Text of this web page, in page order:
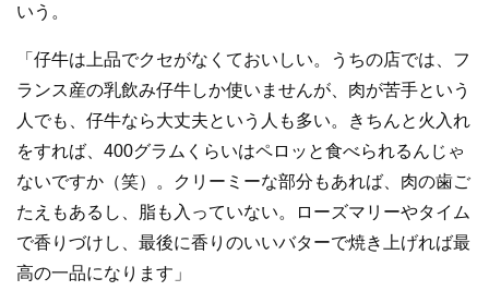
いう。
「仔牛は上品でクセがなくておいしい。うちの店では、フ
ランス産の乳飲み仔牛しか使いませんが、肉が苦手という
人でも、仔牛なら大丈夫という人も多い。きちんと火入れ
をすれば、400グラムくらいはペロッと食べられるんじゃ
ないですか（笑）。クリーミーな部分もあれば、肉の歯ご
たえもあるし、脂も入っていない。ローズマリーやタイム
で香りづけし、最後に香りのいいバターで焼き上げれば最
高の一品になります」